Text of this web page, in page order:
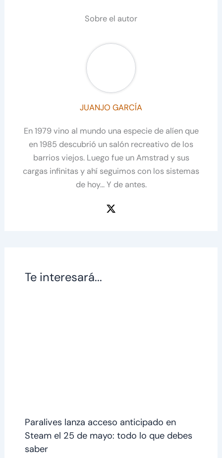
Sobre el autor
JUANJO GARCÍA
En 1979 vino al mundo una especie de alíen que
en 1985 descubrió un salón recreativo de los
barrios viejos. Luego fue un Amstrad y sus
cargas infinitas y ahí seguimos con los sistemas
de hoy... Y de antes.
Te interesará...
Paralives lanza acceso anticipado en
Steam el 25 de mayo: todo lo que debes
saber